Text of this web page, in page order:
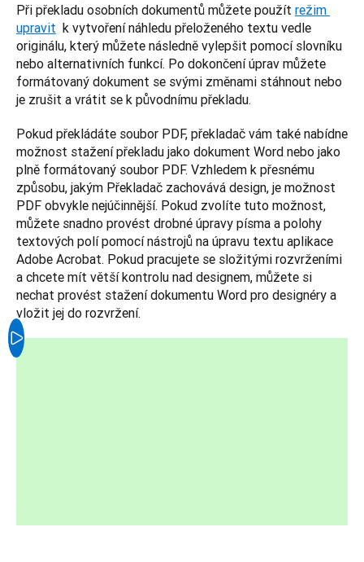
Při překladu osobních dokumentů můžete použít režim
upravit k vytvoření náhledu přeloženého textu vedle
originálu, který můžete následně vylepšit pomocí slovníku
nebo alternativních funkcí. Po dokončení úprav můžete
formátovaný dokument se svými změnami stáhnout nebo
je zrušit a vrátit se k původnímu překladu.
Pokud překládáte soubor PDF, překladač vám také nabídne
možnost stažení překladu jako dokument Word nebo jako
plně formátovaný soubor PDF. Vzhledem k přesnému
způsobu, jakým Překladač zachovává design, je možnost
PDF obvykle nejúčinnější. Pokud zvolíte tuto možnost,
můžete snadno provést drobné úpravy písma a polohy
textových polí pomocí nástrojů na úpravu textu aplikace
Adobe Acrobat. Pokud pracujete se složitými rozvrženími
a chcete mít větší kontrolu nad designem, můžete si
nechat provést stažení dokumentu Word pro designéry a
vložit jej do rozvržení.